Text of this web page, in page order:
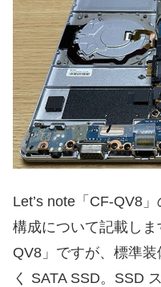
Let’s note「CF-QV8
構成について記載し
QV8」ですが、標準
く SATA SSD。SSD